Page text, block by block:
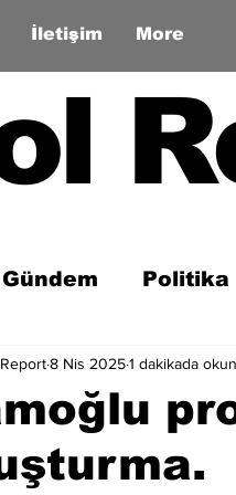
İletişim More
Gündem Politika
Zaman Tüneli
8 Nis 20251 dakikada